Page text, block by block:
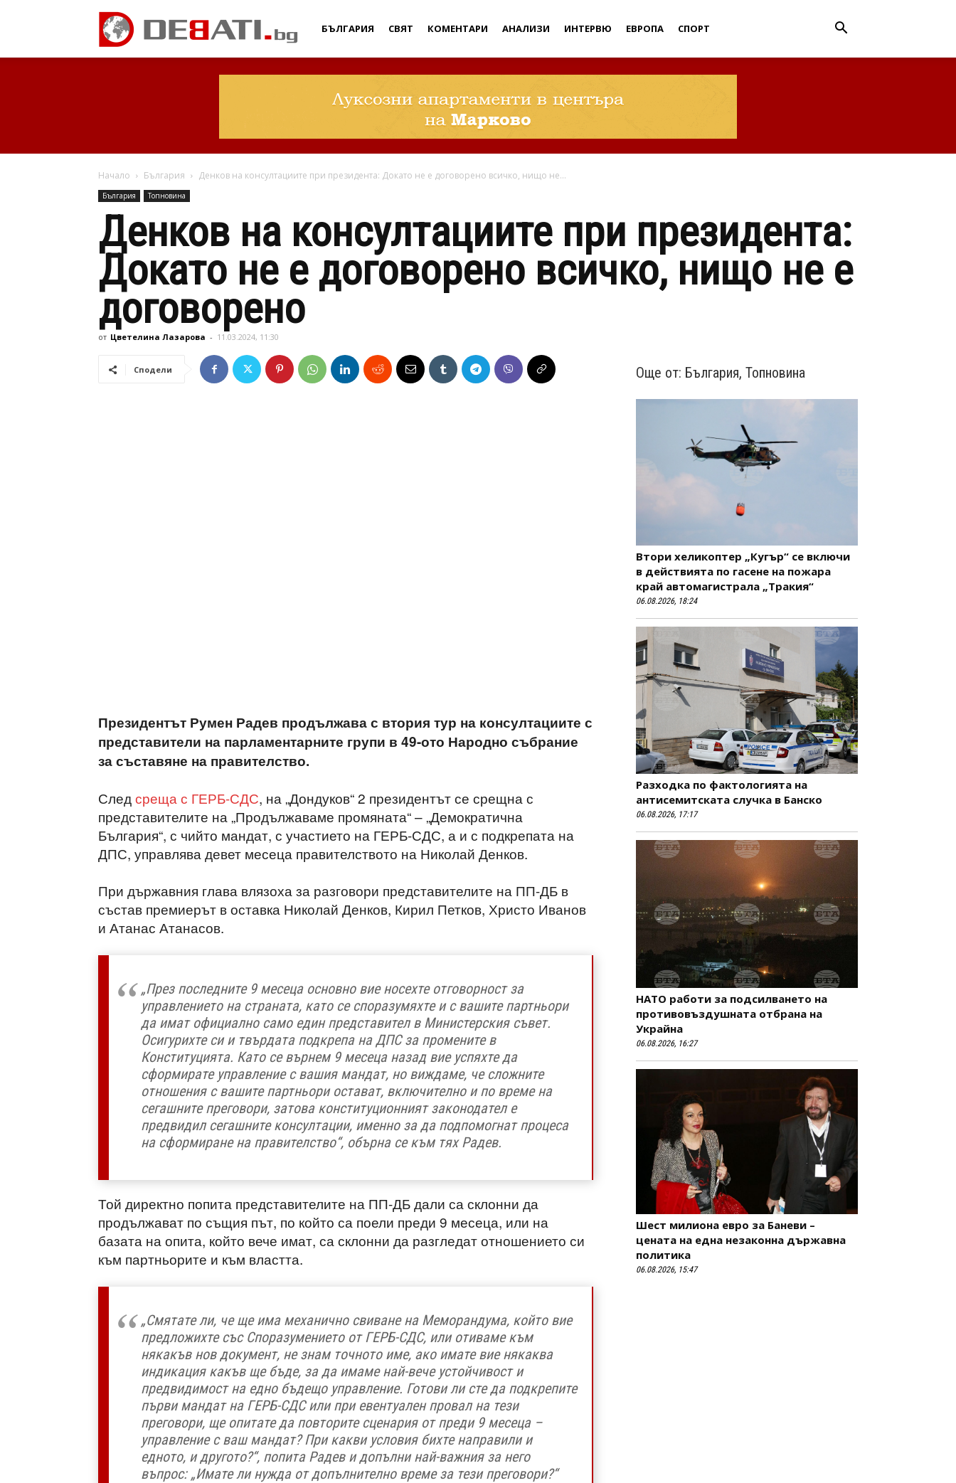
Дебати
БЪЛГАРИЯ СВЯТ КОМЕНТАРИ АНАЛИЗИ ИНТЕРВЮ ЕВРОПА СПОРТ
Начало България Денков на консултациите при президента: Докато не е договорено всичко, нищо не...
България Топновина
Денков на консултациите при президента:
Докато не е договорено всичко, нищо не е
договорено
от Цветелина Лазарова - 11.03.2024, 11:30
Сподели
Президентът Румен Радев продължава с втория тур на консултациите с
представители на парламентарните групи в 49-ото Народно събрание
за съставяне на правителство.
Следсреща с ГЕРБ-СДС, на „Дондуков“ 2 президентът се срещна с
представителите на „Продължаваме промяната“ – „Демократична
България“, с чийто мандат, с участието на ГЕРБ-СДС, а и с подкрепата на
ДПС, управлява девет месеца правителството на Николай Денков.
При държавния глава влязоха за разговори представителите на ПП-ДБ в
състав премиерът в оставка Николай Денков, Кирил Петков, Христо Иванов
и Атанас Атанасов.
„През последните 9 месеца основно вие носехте отговорност за
управлението на страната, като се споразумяхте и с вашите партньори
да имат официално само един представител в Министерския съвет.
Осигурихте си и твърдата подкрепа на ДПС за промените в
Конституцията. Като се върнем 9 месеца назад вие успяхте да
сформирате управление с вашия мандат, но виждаме, че сложните
отношения с вашите партньори остават, включително и по време на
сегашните преговори, затова конституционният законодател е
предвидил сегашните консултации, именно за да подпомогнат процеса
на сформиране на правителство“, обърна се към тях Радев.
Той директно попита представителите на ПП-ДБ дали са склонни да
продължават по същия път, по който са поели преди 9 месеца, или на
базата на опита, който вече имат, са склонни да разгледат отношението си
към партньорите и към властта.
„Смятате ли, че ще има механично свиване на Меморандума, който вие
предложихте със Споразумението от ГЕРБ-СДС, или отиваме към
някакъв нов документ, не знам точното име, ако имате вие някаква
индикация какъв ще бъде, за да имаме най-вече устойчивост и
предвидимост на едно бъдещо управление. Готови ли сте да подкрепите
първи мандат на ГЕРБ-СДС или при евентуален провал на тези
преговори, ще опитате да повторите сценария от преди 9 месеца –
управление с ваш мандат? При какви условия бихте направили и
едното, и другото?“, попита Радев и допълни най-важния за него
въпрос: „Имате ли нужда от допълнително време за тези преговори?“
Още от: България, Топновина
Втори хеликоптер „Кугър“ се включи
в действията по гасене на пожара
край автомагистрала „Тракия“
06.08.2026, 18:24
Разходка по фактологията на
антисемитската случка в Банско
06.08.2026, 17:17
НАТО работи за подсилването на
противовъздушната отбрана на
Украйна
06.08.2026, 16:27
Шест милиона евро за Баневи –
цената на една незаконна държавна
политика
06.08.2026, 15:47